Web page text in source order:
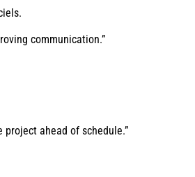
communication.”
project ahead of schedule.”